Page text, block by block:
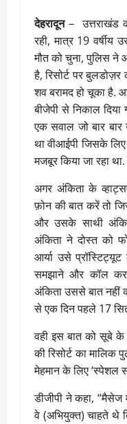
देहरादून– उत्तराखंड
रही, मात्र 19 वर्षीय
मौत को चुना, पुलिस ने
है, रिसोर्ट पर बुलडोज़र
शव बरामद हो चूका है.
बीजेपी से निकाल
एक सवाल जो बार
था वीआईपी जिसके
मजबूर किया जा रहा था.
अगर अंकिता के
फ़ोन की बात करें तो
और उसके साथी
अंकिता ने दोस्‍त को
आर्या उसे
समझाने और कॉल
अंकिता उससे बात नहीं
से एक दिन पहले 17
वही इस बात को सूबे के
की रिसोर्ट का मालिक
मेहमान के लिए ‘स्पेशल
डीजीपी ने कहा,
वे (अभियुक्त) चाहते थे